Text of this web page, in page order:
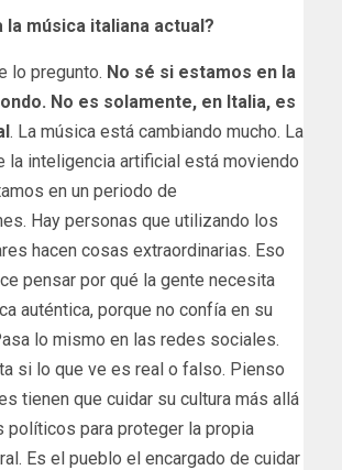
la música ​italiana actual?
lo pregunto. No sé si estamos en la
No es solamente, en Italia, es
. La música está cambiando mucho. La
la inteligencia artificial está moviendo
en un periodo de
Hay personas que utilizando los
hacen cosas extraordinarias. Eso
pensar por qué la gente necesita
auténtica, porque no confía en su
lo mismo en las redes sociales.
si lo que ve es real o falso. Pienso
tienen que cuidar su cultura más allá
políticos para proteger la propia
Es el pueblo el encargado de cuidar